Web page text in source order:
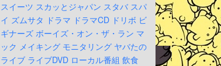
スイーツ スカッとジャパン スタバ スパ
イ ズムサタ ドラマ ドラマCD ドリボ ビ
ギナーズ ボーイズ・オン・ザ・ラン マ
ック メイキング モニタリング ヤバたの
ライブ ライブDVD ローカル番組 飲食